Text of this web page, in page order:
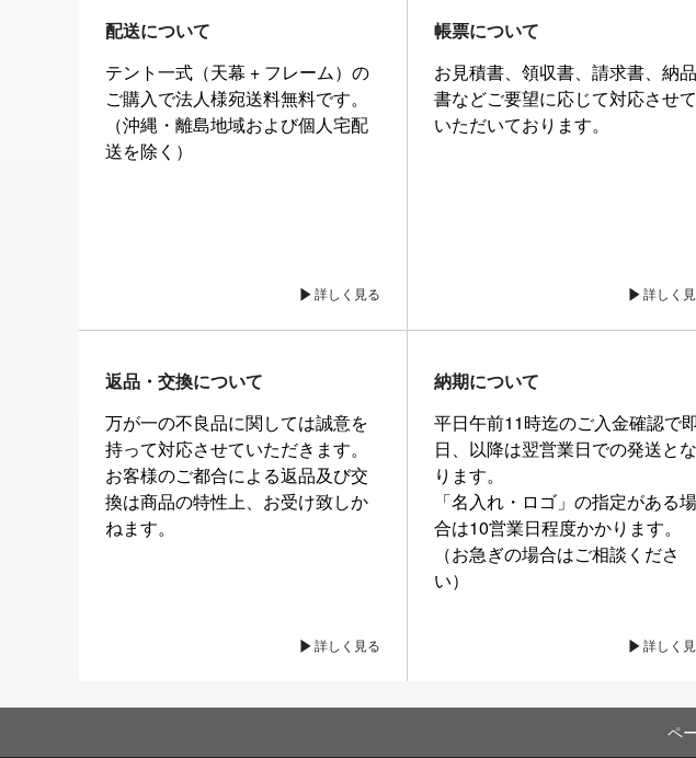
配送について
テント一式（天幕 + フレーム）の
ご購入で法人様宛送料無料です。
（沖縄・離島地域および個人宅配
送を除く）
詳しく見る
帳票について
お見積書、領収書、請求書、納品
書などご要望に応じて対応させて
いただいております。
詳しく
返品・交換について
万が一の不良品に関しては誠意を
持って対応させていただきます。
お客様のご都合による返品及び交
換は商品の特性上、お受け致しか
ねます。
詳しく見る
納期について
平日午前11時迄のご入金確認で即
日、以降は翌営業日での発送とな
ります。
「名入れ・ロゴ」の指定がある場
合は10営業日程度かかります。
（お急ぎの場合はご相談くださ
い）
詳しく
ペ